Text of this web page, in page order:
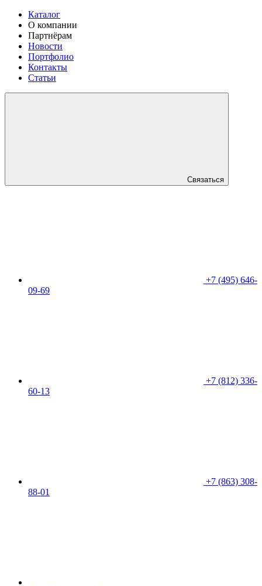
Каталог
О компании
Партнёрам
Новости
Портфолио
Контакты
Статьи
Связаться
+7 (495) 646-
09-69
+7 (812) 336-
60-13
+7 (863) 308-
88-01